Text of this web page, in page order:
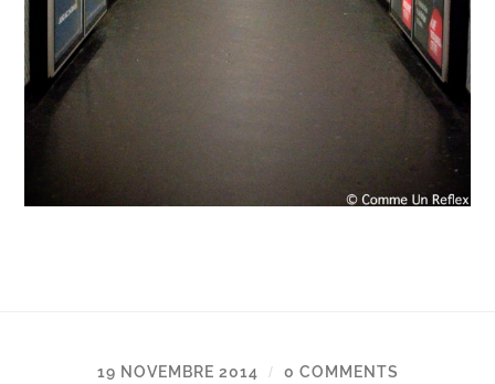
19 NOVEMBRE 2014 / 0 COMMENTS